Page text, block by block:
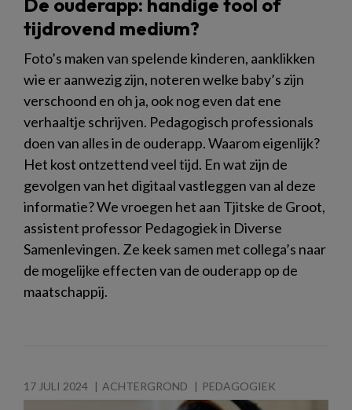
tijdrovend medium?
Foto’s maken van spelende kinderen, aanklikken
wie er aanwezig zijn, noteren welke baby’s zijn
verschoond en oh ja, ook nog even dat ene
verhaaltje schrijven. Pedagogisch professionals
doen van alles in de ouderapp. Waarom eigenlijk?
Het kost ontzettend veel tijd. En wat zijn de
gevolgen van het digitaal vastleggen van al deze
informatie? We vroegen het aan Tjitske de Groot,
assistent professor Pedagogiek in Diverse
Samenlevingen. Ze keek samen met collega’s naar
de mogelijke effecten van de ouderapp op de
maatschappij.
17 JULI 2024 ACHTERGROND PEDAGOGIEK